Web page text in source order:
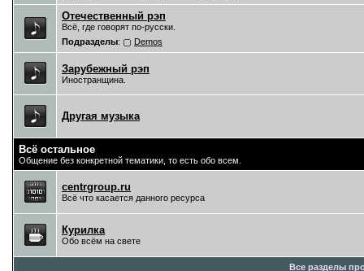
Отечественный рэп
Всё, где говорят по-русски.
Подразделы: Demos
Зарубежный рэп
Иностранщина.
Другая музыка
Всё остальное
Общение без конкретной тематики, то есть обо всем.
centrgroup.ru
Всё что касается данного ресурса
Курилка
Обо всём на свете
Все разделы